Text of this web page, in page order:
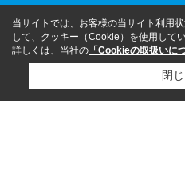
当サイトでは、お客様の当サイト利用
して、クッキー（Cookie）を使用してい
詳しくは、当社の 「Cookieの取扱いに
閉